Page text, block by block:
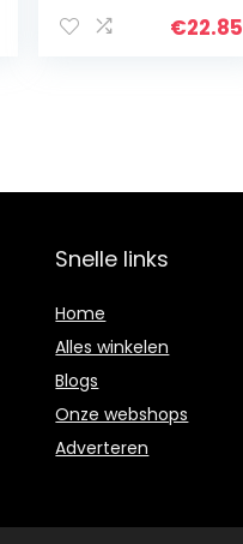
€22.85
Snelle links
Home
Alles winkelen
Blogs
Onze webshops
Adverteren